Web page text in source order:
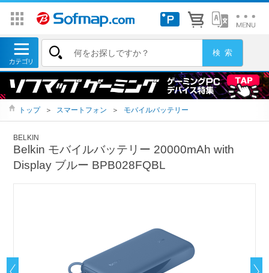
トップ ＞ スマートフォン ＞ モバイルバッテリー
BELKIN
Belkin モバイルバッテリー 20000mAh with
Display ブルー BPB028FQBL